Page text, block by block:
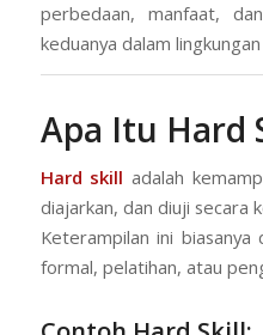
perbedaan, manfaat,
keduanya dalam
Apa Itu Hard
Hard skill adalah
diajarkan, dan diuji secara
Keterampilan ini biasanya
formal, pelatihan, atau